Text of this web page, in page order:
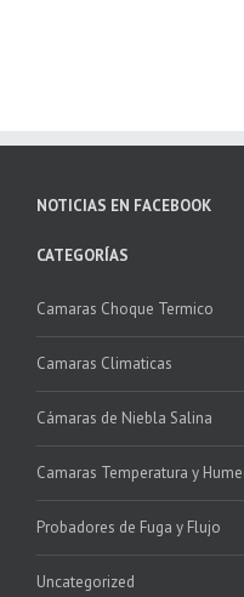
NOTICIAS EN FACEBOOK
CATEGORÍAS
Camaras Choque Termico
Camaras Climaticas
Cámaras de Niebla Salina
Camaras Temperatura y
Probadores de Fuga y Flujo
Uncategorized